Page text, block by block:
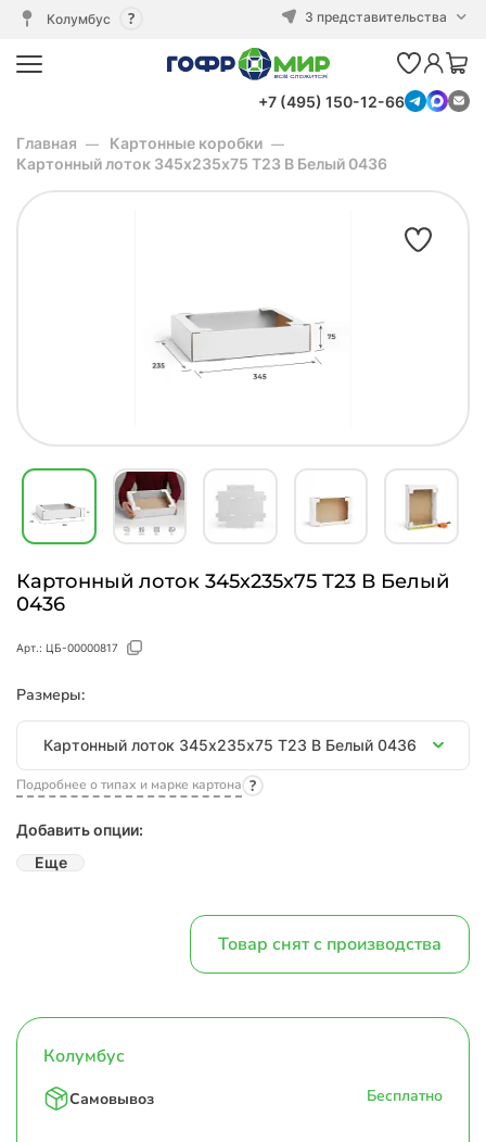
Колумбус 3 представительства
+7 (495) 150-12-66
Главная
Картонные коробки
Картонный лоток 345х235х75 Т23 В Белый 0436
Картонный лоток 345х235х75 Т23 В Белый
0436
Арт.: ЦБ-00000817
Размеры:
Размеры
Картонный лоток 345х235х75 Т23 В Белый 0436
Подробнее о типах и марке картона
Добавить опции:
Еще
Товар снят с производства
Колумбус
Самовывоз Бесплатно